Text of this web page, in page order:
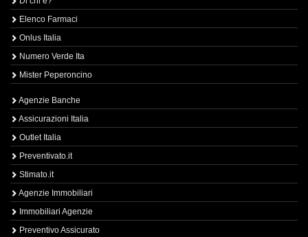
Elenco Farmaci
Onlus Italia
Numero Verde Ita
Mister Peperoncino
Agenzie Banche
Assicurazioni Italia
Outlet Italia
Preventivato.it
Stimato.it
Agenzie Immobiliari
Immobiliari Agenzie
Preventivo Assicurato